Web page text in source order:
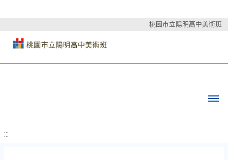
桃園市立陽明高中美術班
:::